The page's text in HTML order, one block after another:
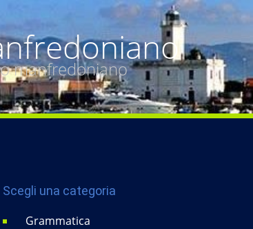
manfredoniano
Scegli una categoria
Grammatica